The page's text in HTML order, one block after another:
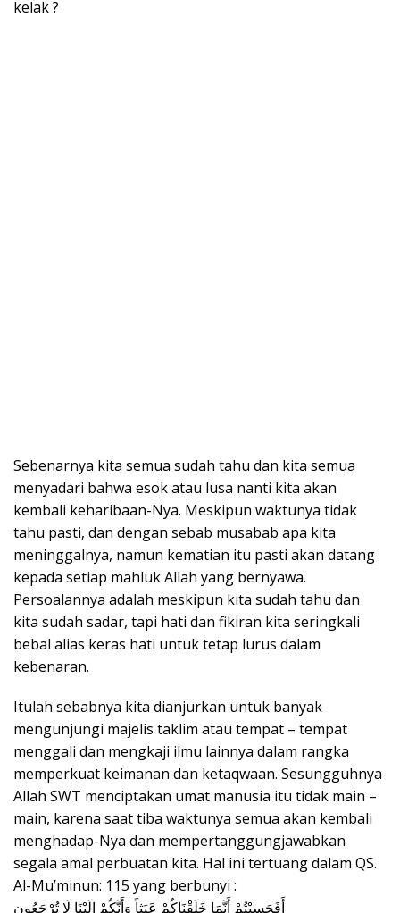
kelak ?
Sebenarnya kita semua sudah tahu dan kita semua
menyadari bahwa esok atau lusa nanti kita akan
kembali keharibaan-Nya. Meskipun waktunya tidak
tahu pasti, dan dengan sebab musabab apa kita
meninggalnya, namun kematian itu pasti akan datang
kepada setiap mahluk Allah yang bernyawa.
Persoalannya adalah meskipun kita sudah tahu dan
kita sudah sadar, tapi hati dan fikiran kita seringkali
bebal alias keras hati untuk tetap lurus dalam
kebenaran.
Itulah sebabnya kita dianjurkan untuk banyak
mengunjungi majelis taklim atau tempat – tempat
menggali dan mengkaji ilmu lainnya dalam rangka
memperkuat keimanan dan ketaqwaan. Sesungguhnya
Allah SWT menciptakan umat manusia itu tidak main –
main, karena saat tiba waktunya semua akan kembali
menghadap-Nya dan mempertanggungjawabkan
segala amal perbuatan kita. Hal ini tertuang dalam QS.
Al-Mu’minun: 115 yang berbunyi :
أَفَحَسِبْتُمْ أَنَّمَا خَلَقْنَاكُمْ عَبَثاً وَأَنَّكُمْ إِلَيْنَا لَا تُرْجَعُون